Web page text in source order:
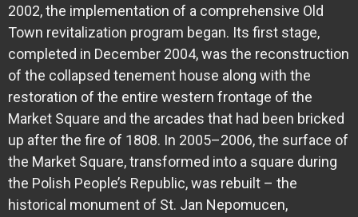
2002, the implementation of a comprehensive Old
Town revitalization program began. Its first stage,
completed in December 2004, was the reconstruction
of the collapsed tenement house along with the
restoration of the entire western frontage of the
Market Square and the arcades that had been bricked
up after the fire of 1808. In 2005–2006, the surface of
the Market Square, transformed into a square during
the Polish People’s Republic, was rebuilt – the
historical monument of St. Jan Nepomucen,